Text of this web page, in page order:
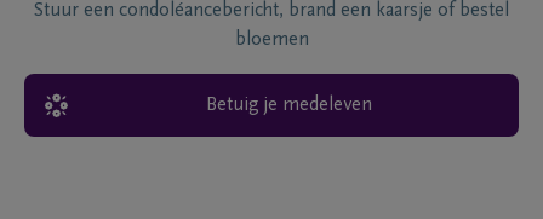
Stuur een condoléancebericht, brand een kaarsje of bestel
bloemen
Betuig je medeleven